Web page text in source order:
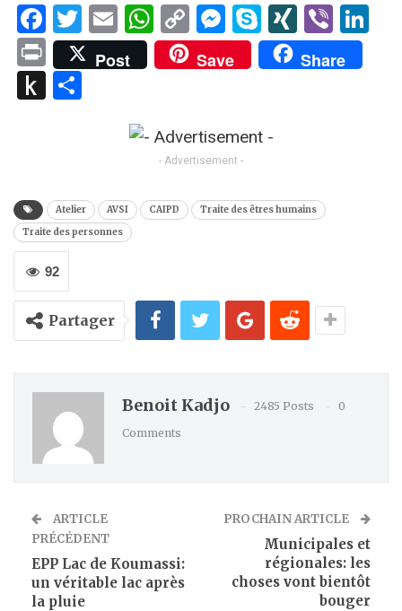
Facebook
Twitter
EmailWhatsApp
Copy
Link
Messenger
SkypeXING
Viber
PrintPost Save Share
Push
- Advertisement -
Atelier AVSI CAIPD
Traite des êtres humains
Traite des personnes
92
Partager
Benoit Kadjo 2485 Posts
0
Comments
ARTICLE
PRÉCÉDENT
EPP Lac de Koumassi:
un véritable lac après
la pluie
PROCHAIN ARTICLE
Municipales et
régionales: les
choses vont bientôt
bouger